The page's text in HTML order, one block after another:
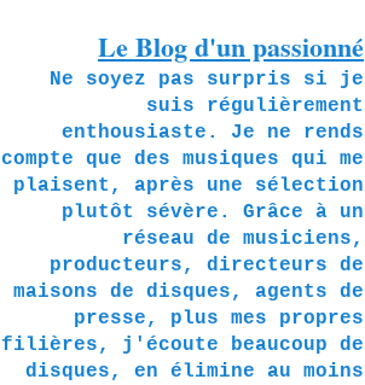
Le Blog d'un passionné
Ne soyez pas surpris si je
suis régulièrement
enthousiaste. Je ne rends
compte que des musiques qui me
plaisent, après une sélection
plutôt sévère. Grâce à un
réseau de musiciens,
producteurs, directeurs de
maisons de disques, agents de
presse, plus mes propres
filières, j'écoute beaucoup de
disques, en élimine au moins